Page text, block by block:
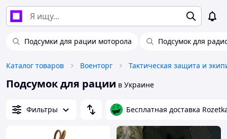
Подсумки для рации моторола Подсумок для
Каталог товаров Военторг Тактическая защита и
Подсумок для рации в Украине
Фильтры Бесплатная доставка